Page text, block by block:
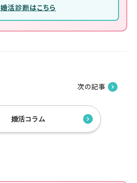
婚活診断はこちら
婚活コラム
次の記事